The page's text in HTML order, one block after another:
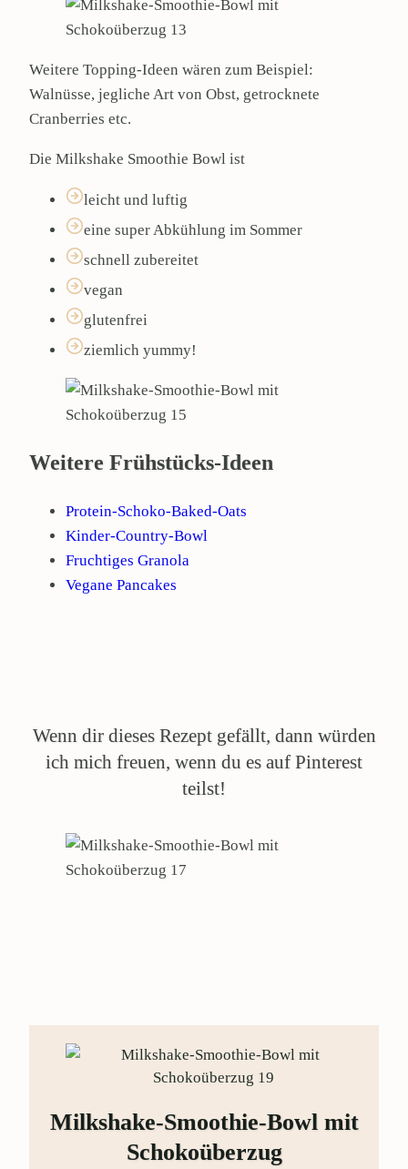
Weitere Topping-Ideen wären zum Beispiel:
Walnüsse, jegliche Art von Obst, getrocknete
Cranberries etc.
Die Milkshake Smoothie Bowl ist
leicht und luftig
eine super Abkühlung im Sommer
schnell zubereitet
vegan
glutenfrei
ziemlich yummy!
Weitere Frühstücks-Ideen
Protein-Schoko-Baked-Oats
Kinder-Country-Bowl
Fruchtiges Granola
Vegane Pancakes
Wenn dir dieses Rezept gefällt, dann würden
ich mich freuen, wenn du es auf Pinterest
teilst!
Milkshake-Smoothie-Bowl mit
Schokoüberzug